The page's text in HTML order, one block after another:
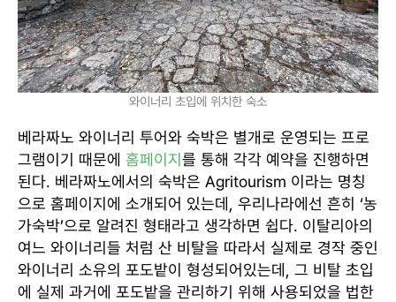
와이너리 초입에 위치한 숙소
베라짜노 와이너리 투어와 숙박은 별개로 운영되는 프로
그램이기 때문에 홈페이지 를 통해 각각 예약을 진행하면
된다. 베라짜노에서의 숙박은 Agritourism 이라는 명칭
으로 홈페이지에 소개되어 있는데, 우리나라에선 흔히 ‘농
가숙박’으로 알려진 형태라고 생각하면 쉽다. 이탈리아의
여느 와이너리들 처럼 산 비탈을 따라서 실제로 경작 중인
와이너리 소유의 포도밭이 형성되어있는데, 그 비탈 초입
에 실제 과거에 포도밭을 관리하기 위해 사용되었을 법한